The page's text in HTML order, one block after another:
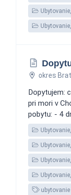
okres
Dopytujem:
pri mori v
pobytu: - 4
ubytovanie